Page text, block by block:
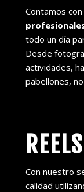
Contamos
todo un día
Desde
actividades,
pabellones,
REELS
Con nuestro
calidad